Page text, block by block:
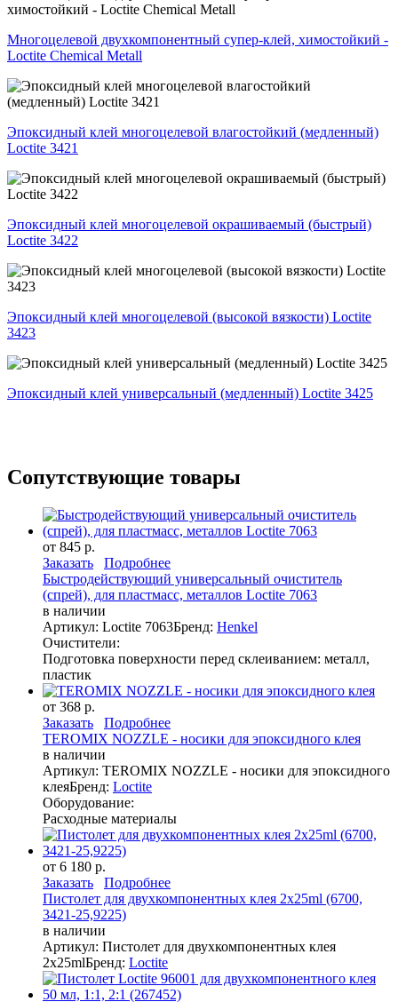
Многоцелевой двухкомпонентный супер-клей, химостойкий -
Loctite Chemical Metall
Эпоксидный клей многоцелевой влагостойкий (медленный)
Loctite 3421
Эпоксидный клей многоцелевой окрашиваемый (быстрый)
Loctite 3422
Эпоксидный клей многоцелевой (высокой вязкости) Loctite
3423
Эпоксидный клей универсальный (медленный) Loctite 3425
Сопутствующие товары
от 845 р.
Заказать
Подробнее
Быстродействующий универсальный очиститель
(спрей), для пластмасс, металлов Loctite 7063
в наличии
Артикул: Loctite 7063Бренд: Henkel
Очистители:
Подготовка поверхности перед склеиванием: металл,
пластик
от 368 р.
Заказать
Подробнее
TEROMIX NOZZLE - носики для эпоксидного клея
в наличии
Артикул: TEROMIX NOZZLE - носики для эпоксидного
клеяБренд: Loctite
Оборудование:
Расходные материалы
от 6 180 р.
Заказать
Подробнее
Пистолет для двухкомпонентных клея 2х25ml (6700,
3421-25,9225)
в наличии
Артикул: Пистолет для двухкомпонентных клея
2х25mlБренд: Loctite